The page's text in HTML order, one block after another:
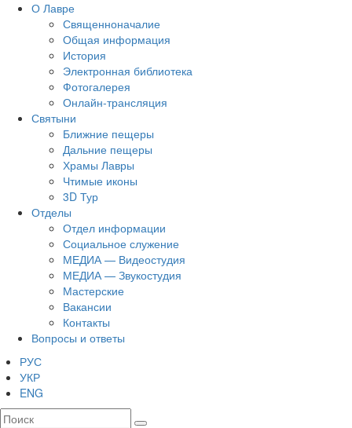
О Лавре
Священноначалие
Общая информация
История
Электронная библиотека
Фотогалерея
Онлайн-трансляция
Святыни
Ближние пещеры
Дальние пещеры
Храмы Лавры
Чтимые иконы
3D Тур
Отделы
Отдел информации
Социальное служение
МЕДИА — Видеостудия
МЕДИА — Звукостудия
Мастерские
Вакансии
Контакты
Вопросы и ответы
РУС
УКР
ENG